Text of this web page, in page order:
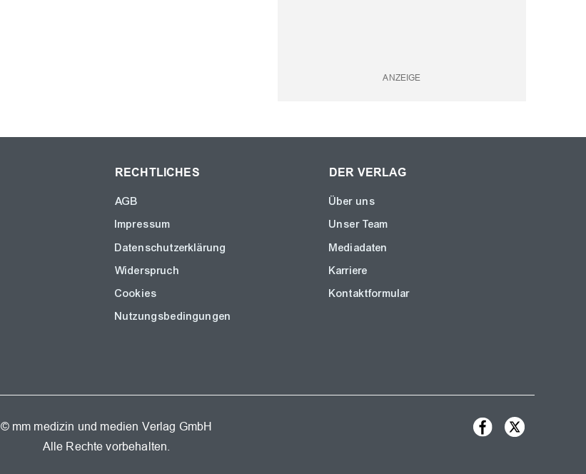
RECHTLICHES
AGB
Impressum
Datenschutzerklärung
Widerspruch
Cookies
Nutzungsbedingungen
DER VERLAG
Über uns
Unser Team
Mediadaten
Karriere
Kontaktformular
© mm medizin und medien Verlag GmbH
Alle Rechte vorbehalten.